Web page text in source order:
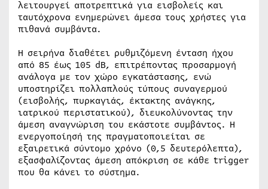
λειτουργεί αποτρεπτικά για εισβολείς και
ταυτόχρονα ενημερώνει άμεσα τους χρήστες για
πιθανά συμβάντα.
Η σειρήνα διαθέτει ρυθμιζόμενη ένταση ήχου
από 85 έως 105 dB, επιτρέποντας προσαρμογή
ανάλογα με τον χώρο εγκατάστασης, ενώ
υποστηρίζει πολλαπλούς τύπους συναγερμού
(εισβολής, πυρκαγιάς, έκτακτης ανάγκης,
ιατρικού περιστατικού), διευκολύνοντας την
άμεση αναγνώριση του εκάστοτε συμβάντος. Η
ενεργοποίησή της πραγματοποιείται σε
εξαιρετικά σύντομο χρόνο (0,5 δευτερόλεπτα),
εξασφαλίζοντας άμεση απόκριση σε κάθε trigger
που θα κάνει το σύστημα.